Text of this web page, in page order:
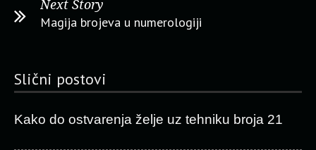
Next Story
Magija brojeva u numerologiji
Slični postovi
Kako do ostvarenja želje uz tehniku broja 21